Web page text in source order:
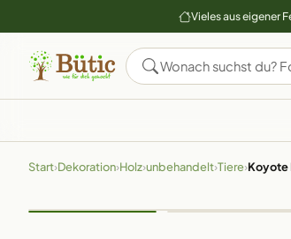
Vieles aus eigener
Start›Dekoration›Holz›unbehandelt›Tiere›Koyote